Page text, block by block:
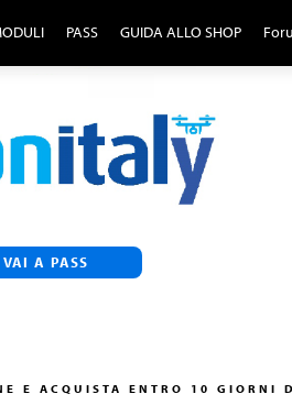
PASS GUIDA ALLO SHOP
VAI A PASS
E ACQUISTA ENTRO 10 GIORNI